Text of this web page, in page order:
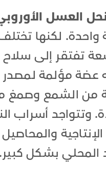
العسل
واحدة. لكنها
تفتقر إلى سلاح
عضة مؤلمة لمصدر
من الشمع وصمغ
أسراب
المحلي بشكل كبير.